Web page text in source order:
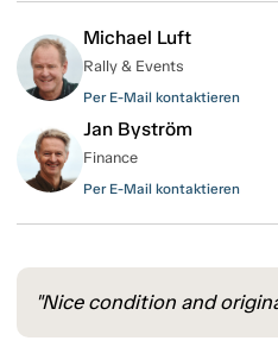
Michael Luft
Rally & Events
Per E-Mail kontaktieren
Jan Byström
Finance
Per E-Mail kontaktieren
"Nice condition and